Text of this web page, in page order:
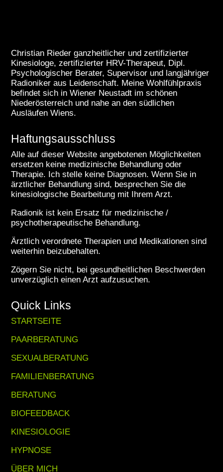
Christian Rieder ganzheitlicher und zertifizierter
Kinesiologe, zertifizierter HRV-Therapeut, Dipl.
Psychologischer Berater, Supervisor und langjähriger
Radioniker aus Leidenschaft. Meine Wohlfühlpraxis
befindet sich in Wiener Neustadt im schönen
Niederösterreich und nahe an den südlichen
Ausläufen Wiens.
Haftungsausschluss
Alle auf dieser Website angebotenen Möglichkeiten
ersetzen keine medizinische Behandlung oder
Therapie. Ich stelle keine Diagnosen. Wenn Sie in
ärztlicher Behandlung sind, besprechen Sie die
kinesiologische Bearbeitung mit Ihrem Arzt.
Radionik ist kein Ersatz für medizinische /
psychotherapeutische Behandlung.
Ärztlich verordnete Therapien und Medikationen sind
weiterhin beizubehalten.
Zögern Sie nicht, bei gesundheitlichen Beschwerden
unverzüglich einen Arzt aufzusuchen.
Quick Links
STARTSEITE
PAARBERATUNG
SEXUALBERATUNG
FAMILIENBERATUNG
BERATUNG
BIOFEEDBACK
KINESIOLOGIE
HYPNOSE
ÜBER MICH